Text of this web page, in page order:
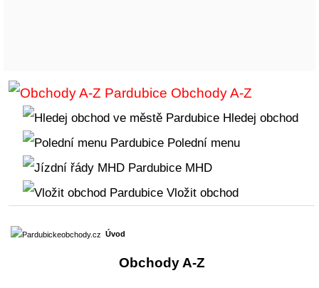
Obchody A-Z
Hledej obchod
Polední menu
MHD
Vložit obchod
Úvod
Obchody A-Z